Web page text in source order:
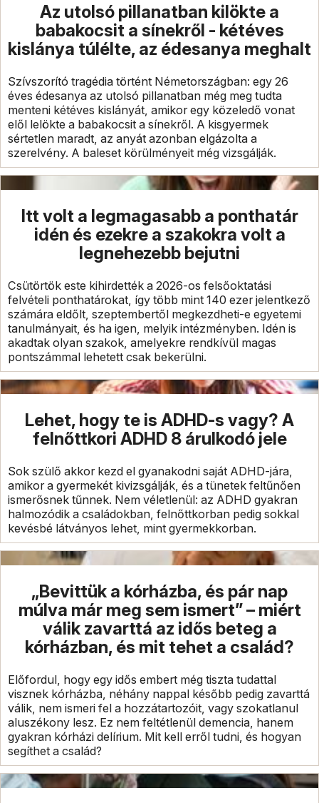
Az utolsó pillanatban kilökte a
babakocsit a sínekről - kétéves
kislánya túlélte, az édesanya meghalt
Szívszorító tragédia történt Németországban: egy 26
éves édesanya az utolsó pillanatban még meg tudta
menteni kétéves kislányát, amikor egy közeledő vonat
elől lelökte a babakocsit a sínekről. A kisgyermek
sértetlen maradt, az anyát azonban elgázolta a
szerelvény. A baleset körülményeit még vizsgálják.
Itt volt a legmagasabb a ponthatár
idén és ezekre a szakokra volt a
legnehezebb bejutni
Csütörtök este kihirdették a 2026-os felsőoktatási
felvételi ponthatárokat, így több mint 140 ezer jelentkező
számára eldőlt, szeptembertől megkezdheti-e egyetemi
tanulmányait, és ha igen, melyik intézményben. Idén is
akadtak olyan szakok, amelyekre rendkívül magas
pontszámmal lehetett csak bekerülni.
Lehet, hogy te is ADHD-s vagy? A
felnőttkori ADHD 8 árulkodó jele
Sok szülő akkor kezd el gyanakodni saját ADHD-jára,
amikor a gyermekét kivizsgálják, és a tünetek feltűnően
ismerősnek tűnnek. Nem véletlenül: az ADHD gyakran
halmozódik a családokban, felnőttkorban pedig sokkal
kevésbé látványos lehet, mint gyermekkorban.
„Bevittük a kórházba, és pár nap
múlva már meg sem ismert” – miért
válik zavarttá az idős beteg a
kórházban, és mit tehet a család?
Előfordul, hogy egy idős embert még tiszta tudattal
visznek kórházba, néhány nappal később pedig zavarttá
válik, nem ismeri fel a hozzátartozóit, vagy szokatlanul
aluszékony lesz. Ez nem feltétlenül demencia, hanem
gyakran kórházi delírium. Mit kell erről tudni, és hogyan
segíthet a család?